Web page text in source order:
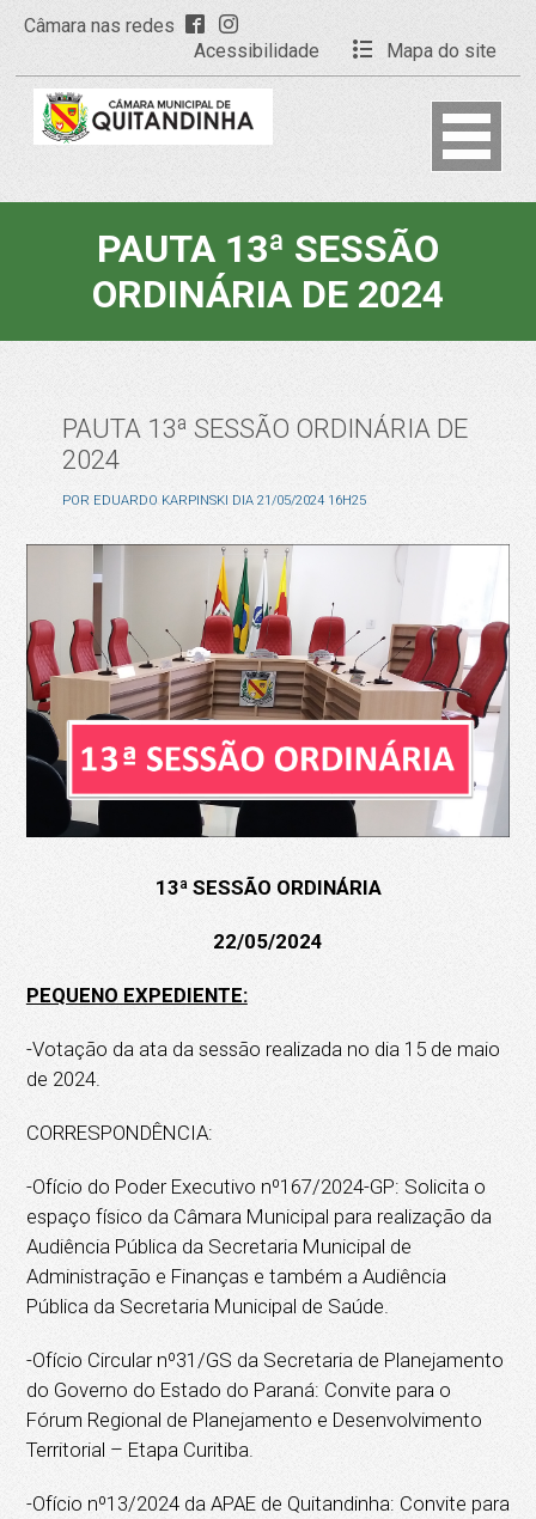
Câmara nas redes
Acessibilidade
Mapa do site
PAUTA 13ª SESSÃO
ORDINÁRIA DE 2024
PAUTA 13ª SESSÃO ORDINÁRIA DE
2024
POR EDUARDO KARPINSKI DIA 21/05/2024 16H25
13ª SESSÃO ORDINÁRIA
22/05/2024
PEQUENO EXPEDIENTE:
-Votação da ata da sessão realizada no dia 15 de maio
de 2024.
CORRESPONDÊNCIA:
-Ofício do Poder Executivo nº167/2024-GP: Solicita o
espaço físico da Câmara Municipal para realização da
Audiência Pública da Secretaria Municipal de
Administração e Finanças e também a Audiência
Pública da Secretaria Municipal de Saúde.
-Ofício Circular nº31/GS da Secretaria de Planejamento
do Governo do Estado do Paraná: Convite para o
Fórum Regional de Planejamento e Desenvolvimento
Territorial – Etapa Curitiba.
-Ofício nº13/2024 da APAE de Quitandinha: Convite para